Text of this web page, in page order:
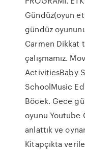
Gündüz(oyun
gündüz
Carmen Dikkat
çalışmamız.
ActivitiesBaby
SchoolMusic
Böcek. Gece
oyunu Youtube
anlattık ve
Kitapçıkta